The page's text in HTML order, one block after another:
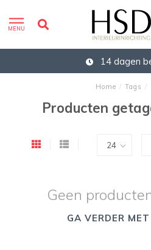
MENU
14 dagen
Home / Tags /
Producten
Geen
GA VERDER